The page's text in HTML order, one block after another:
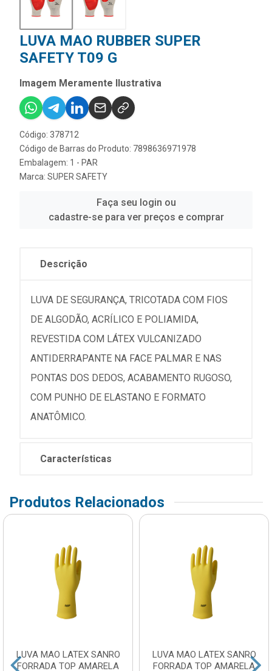
LUVA MAO RUBBER SUPER
SAFETY T09 G
Imagem Meramente Ilustrativa
Código: 378712
Código de Barras do Produto: 7898636971978
Embalagem: 1 - PAR
Marca: SUPER SAFETY
Faça seu login ou
cadastre-se para ver preços e comprar
Descrição
LUVA DE SEGURANÇA, TRICOTADA COM FIOS
DE ALGODÃO, ACRÍLICO E POLIAMIDA,
REVESTIDA COM LÁTEX VULCANIZADO
ANTIDERRAPANTE NA FACE PALMAR E NAS
PONTAS DOS DEDOS, ACABAMENTO RUGOSO,
COM PUNHO DE ELASTANO E FORMATO
ANATÔMICO.
Características
Produtos Relacionados
LUVA MAO LATEX SANRO
FORRADA TOP AMARELA
LUVA MAO LATEX SANRO
FORRADA TOP AMARELA